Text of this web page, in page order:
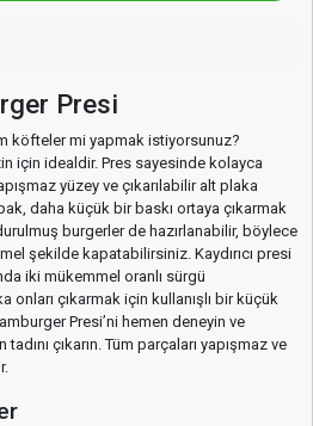
Presi
köfteler mi yapmak istiyorsunuz?
için idealdir. Pres sayesinde kolayca
yüzey ve çıkarılabilir alt plaka
daha küçük bir baskı ortaya çıkarmak
burgerler de hazırlanabilir, böylece
şekilde kapatabilirsiniz. Kaydırıcı presi
iki mükemmel oranlı sürgü
çıkarmak için kullanışlı bir küçük
Presi’ni hemen deneyin ve
çıkarın. Tüm parçaları yapışmaz ve